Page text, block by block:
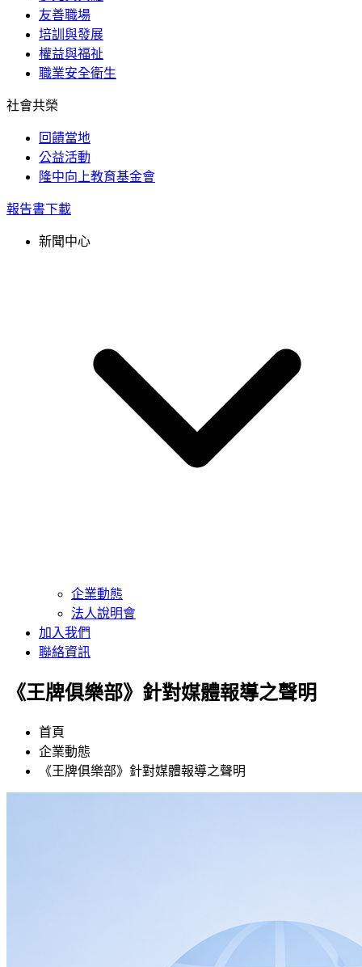
友善職場
培訓與發展
權益與福祉
職業安全衛生
社會共榮
回饋當地
公益活動
隆中向上教育基金會
報告書下載
新聞中心
企業動態
法人說明會
加入我們
聯絡資訊
《王牌俱樂部》針對媒體報導之聲明
首頁
企業動態
《王牌俱樂部》針對媒體報導之聲明